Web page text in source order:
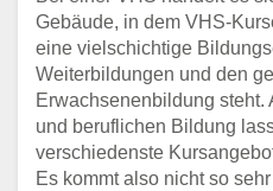
Gebäude, in dem VHS-
eine vielschichtige
Weiterbildungen und den
Erwachsenenbildung
und beruflichen Bildung
verschiedenste
Es kommt also nicht so